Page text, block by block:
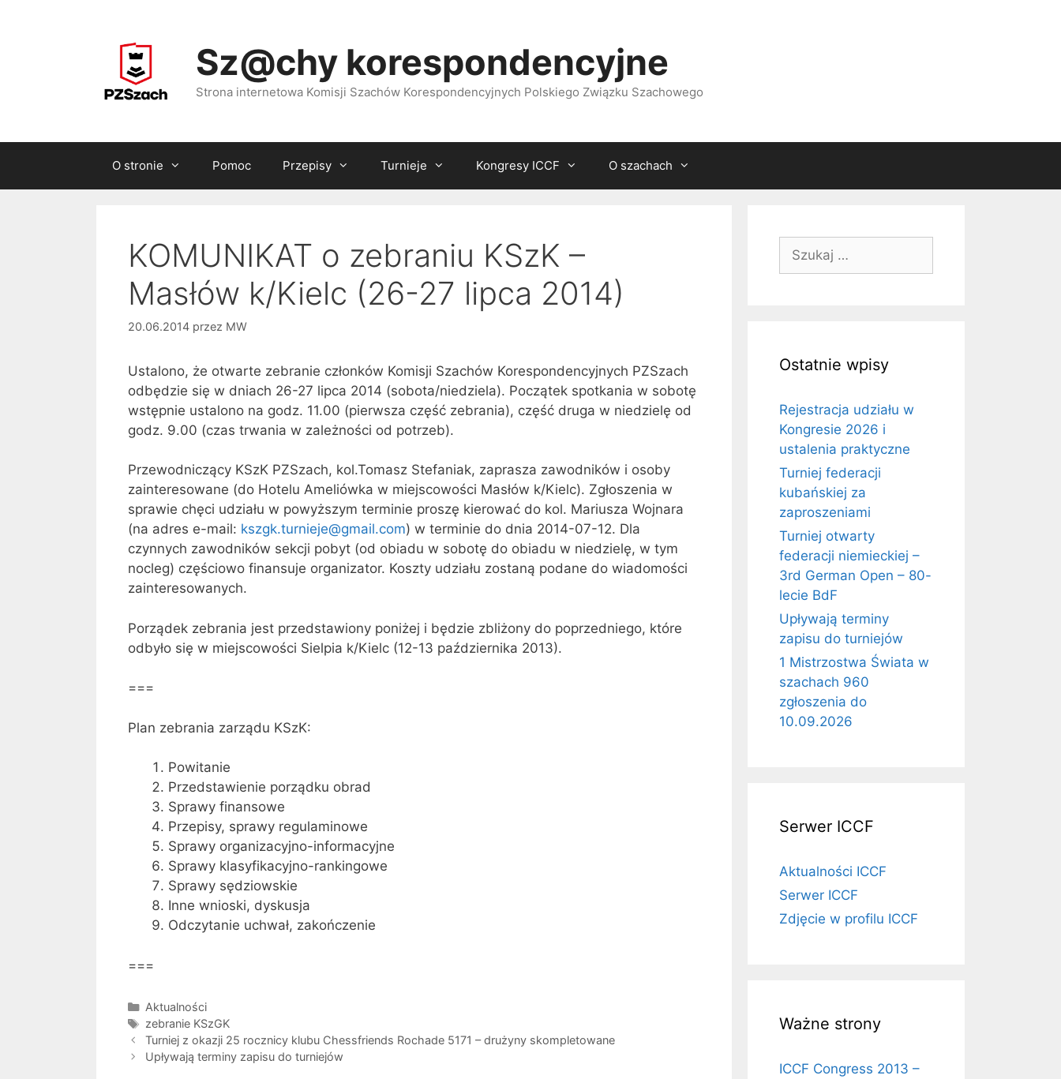
Sz@chy korespondencyjne
Strona internetowa Komisji Szachów Korespondencyjnych Polskiego Związku Szachowego
O stronie Pomoc Przepisy Turnieje Kongresy ICCF O szachach
KOMUNIKAT o zebraniu KSzK –
Masłów k/Kielc (26-27 lipca 2014)
20.06.2014 przez MW
Ustalono, że otwarte zebranie członków Komisji Szachów Korespondencyjnych PZSzach
odbędzie się w dniach 26-27 lipca 2014 (sobota/niedziela). Początek spotkania w sobotę
wstępnie ustalono na godz. 11.00 (pierwsza część zebrania), część druga w niedzielę od
godz. 9.00 (czas trwania w zależności od potrzeb).
Przewodniczący KSzK PZSzach, kol.Tomasz Stefaniak, zaprasza zawodników i osoby
zainteresowane (do Hotelu Ameliówka w miejscowości Masłów k/Kielc). Zgłoszenia w
sprawie chęci udziału w powyższym terminie proszę kierować do kol. Mariusza Wojnara
(na adres e-mail: kszgk.turnieje@gmail.com) w terminie do dnia 2014-07-12. Dla
czynnych zawodników sekcji pobyt (od obiadu w sobotę do obiadu w niedzielę, w tym
nocleg) częściowo finansuje organizator. Koszty udziału zostaną podane do wiadomości
zainteresowanych.
Porządek zebrania jest przedstawiony poniżej i będzie zbliżony do poprzedniego, które
odbyło się w miejscowości Sielpia k/Kielc (12-13 października 2013).
===
Plan zebrania zarządu KSzK:
Powitanie
Przedstawienie porządku obrad
Sprawy finansowe
Przepisy, sprawy regulaminowe
Sprawy organizacyjno-informacyjne
Sprawy klasyfikacyjno-rankingowe
Sprawy sędziowskie
Inne wnioski, dyskusja
Odczytanie uchwał, zakończenie
===
Kategorie
Aktualności
Tagi
zebranie KSzGK
Turniej z okazji 25 rocznicy klubu Chessfriends Rochade 5171 – drużyny skompletowane
Upływają terminy zapisu do turniejów
Ostatnie wpisy
Rejestracja udziału w
Kongresie 2026 i
ustalenia praktyczne
Turniej federacji
kubańskiej za
zaproszeniami
Turniej otwarty
federacji niemieckiej –
3rd German Open – 80-
lecie BdF
Upływają terminy
zapisu do turniejów
1 Mistrzostwa Świata w
szachach 960
zgłoszenia do
10.09.2026
Serwer ICCF
Aktualności ICCF
Serwer ICCF
Zdjęcie w profilu ICCF
Ważne strony
ICCF Congress 2013 –